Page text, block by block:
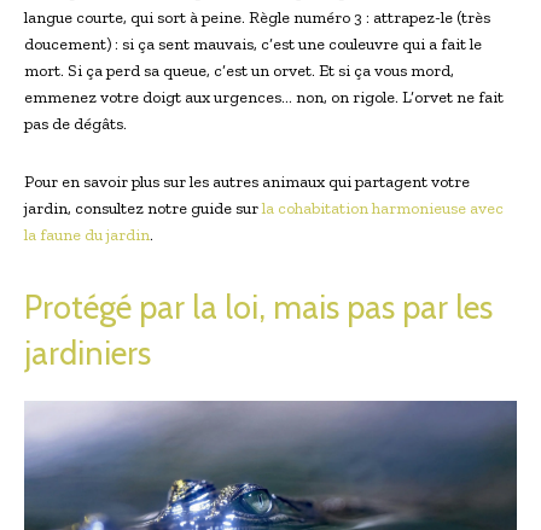
langue courte, qui sort à peine. Règle numéro 3 : attrapez-le (très
doucement) : si ça sent mauvais, c’est une couleuvre qui a fait le
mort. Si ça perd sa queue, c’est un orvet. Et si ça vous mord,
emmenez votre doigt aux urgences… non, on rigole. L’orvet ne fait
pas de dégâts.
Pour en savoir plus sur les autres animaux qui partagent votre
jardin, consultez notre guide surla cohabitation harmonieuse avec
la faune du jardin.
Protégé par la loi, mais pas par les
jardiniers